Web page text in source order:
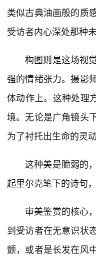
类似古典油画般的质
受访者内心深处那种
构图则是这场视
强的情绪张力。摄影
体动作上。这种处理
境。无论是广角镜头
为了衬托出生命的灵动
这种美是脆弱的
起里尔克笔下的诗句
审美鉴赏的核心
到受访者在无意识状
颤，或者是长发在风